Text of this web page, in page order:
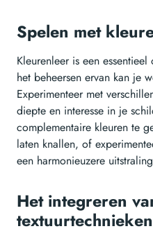
Spelen met
Kleurenleer is een
het beheersen ervan kan je
Experimenteer met
diepte en interesse in je
complementaire kleuren te
laten knallen, of
een harmonieuzere
Het integreren
textuurtechnieken